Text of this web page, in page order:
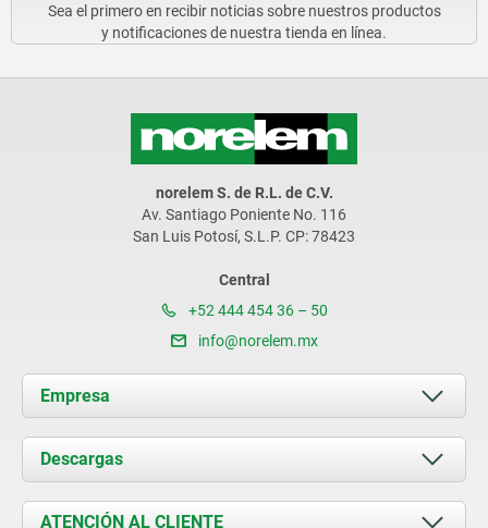
Sea el primero en recibir noticias sobre nuestros productos
y notificaciones de nuestra tienda en línea.
norelem S. de R.L. de C.V.
Av. Santiago Poniente No. 116
San Luis Potosí, S.L.P. CP: 78423
Central
+52 444 454 36 – 50
info@norelem.mx
Empresa
Acerca de nosotros
Novedades
Contacto
Descargas
Documents
ATENCIÓN AL CLIENTE